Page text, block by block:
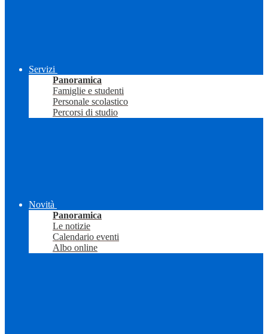
Servizi
Panoramica
Famiglie e studenti
Personale scolastico
Percorsi di studio
Novità
Panoramica
Le notizie
Calendario eventi
Albo online